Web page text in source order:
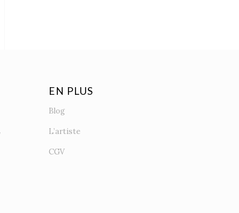
EN PLUS
Blog
L’artiste
CGV